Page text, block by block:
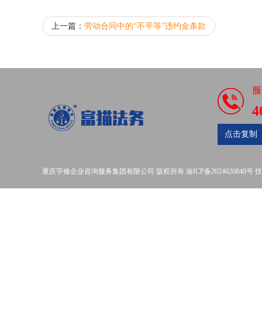
上一篇： 劳动合同中的“不平等”违约金条款
点击复制
重庆宇修企业咨询服务集团有限公司 版权所有 渝ICP备2024020840号